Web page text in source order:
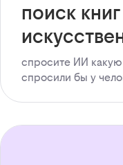
поиск
спросите ИИ какую
спросили бы у